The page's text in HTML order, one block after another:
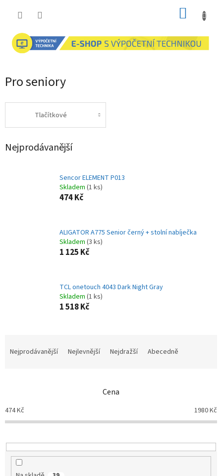
Pro seniory
Tlačítkové
Nejprodávanější
Sencor ELEMENT P013
Skladem (1 ks)
474 Kč
ALIGATOR A775 Senior černý + stolní nabíječka
Skladem (3 ks)
1 125 Kč
TCL onetouch 4043 Dark Night Gray
Skladem (1 ks)
1 518 Kč
p
r
o
u
Nejprodávanější Nejlevnější Nejdražší Abecedně
Cena
474Kč 1980Kč